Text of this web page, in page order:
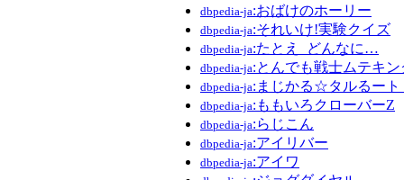
dbpedia-ja:おばけのホーリー
dbpedia-ja:それいけ!実験クイズ
dbpedia-ja:たとえ_どんなに…
dbpedia-ja:とんでも戦士ムテキン
dbpedia-ja:まじかる☆タルるート
dbpedia-ja:ももいろクローバーZ
dbpedia-ja:らじこん
dbpedia-ja:アイリバー
dbpedia-ja:アイワ